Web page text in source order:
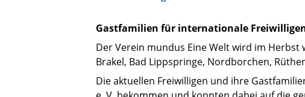
Gastfamilien für internationale
Der Verein mundus Eine Welt wird im
Brakel, Bad Lippspringe, Nordborchen,
Die aktuellen Freiwilligen und ihre